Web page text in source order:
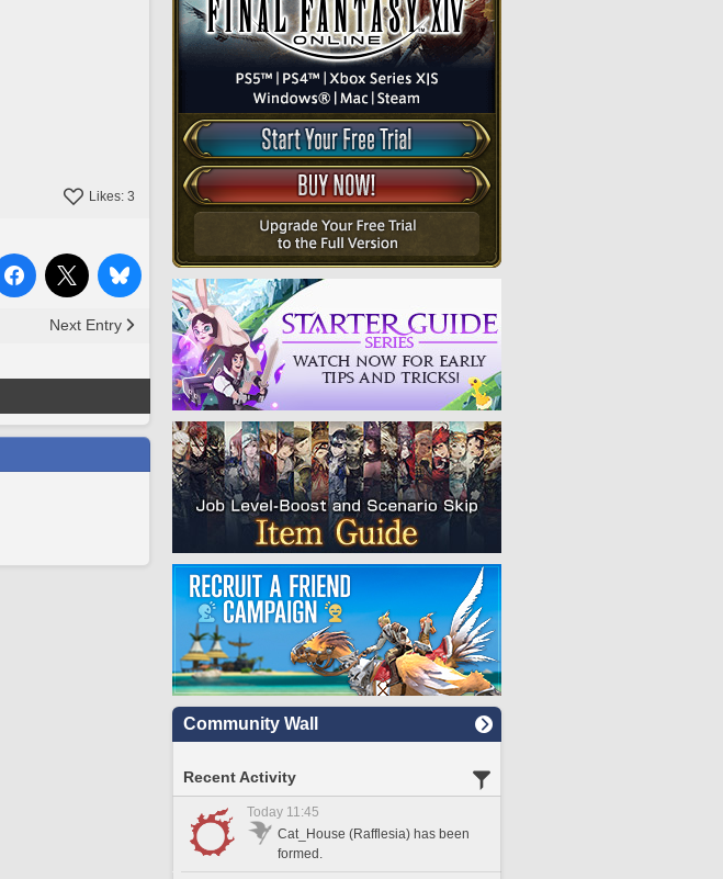
Likes: 3
Next Entry
Community Wall
Recent Activity
Today 11:45
Cat_House (Rafflesia) has been
formed.